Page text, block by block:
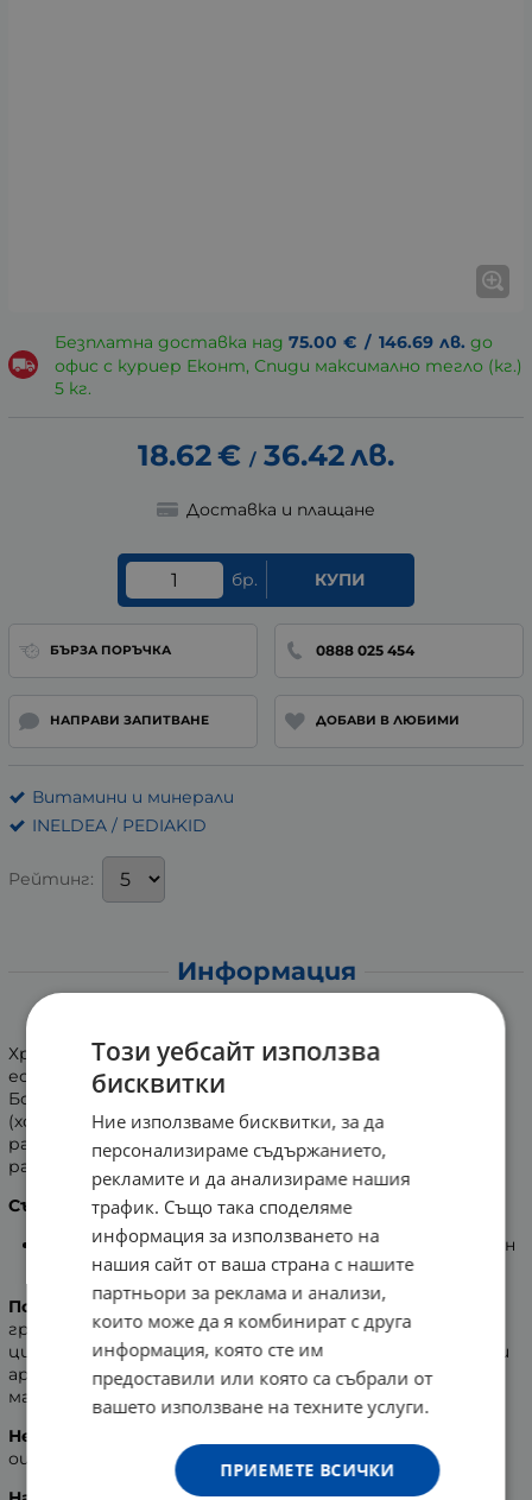
Безплатна доставка над 75.00 € / 146.69 лв. до
офис с куриер Еконт, Спиди максимално тегло (кг.)
5 кг.
18.62€ / 36.42лв.
Доставка и плащане
бр. КУПИ
БЪРЗА ПОРЪЧКА 0888 025 454
НАПРАВИ ЗАПИТВАНЕ ДОБАВИ В ЛЮБИМИ
Витамини и минерали
INELDEA / PEDIAKID
Рейтинг:
Информация
Хранителна добавка под формата на мечета с
естествен витамин D3 и приятен вкус на ягода.
Богата на 100% естествено срещащ се витамин D3
(холекалциферол). Подпомага нормалния растеж и
развитие на костите при децата и правилната
работа на имунната система.
Съдържание в 2 мечета:
Витамин D3 (холекалциферол), извлечен от ланолин
- 5 мкг.
Помощни съставки:глюкозен сироп, ябълков пектин,
гранулирана кафява захар, лимонена киселина, калиев
цитрат, концентриран сок от моркови, естествени
аромати, покриващ агент: карнаубски восък (рапично
масло и кокосово масло).
Не съдържа:
оцветители, ароматизатори и консерванти.
Този уебсайт използва
бисквитки
Ние използваме бисквитки, за да
персонализираме съдържанието,
рекламите и да анализираме нашия
трафик. Също така споделяме
информация за използването на
нашия сайт от ваша страна с нашите
партньори за реклама и анализи,
които може да я комбинират с друга
информация, която сте им
предоставили или която са събрали от
вашето използване на техните услуги.
ПРИЕМЕТЕ ВСИЧКИ